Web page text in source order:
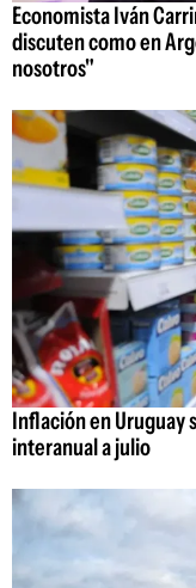
Economista Iván
discuten como en
nosotros"
Inflación en Uruguay
interanual a julio